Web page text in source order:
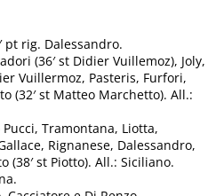
pt rig. Dalessandro.
(36′ st Didier Vuillemoz), Joly,
Vuillermoz, Pasteris, Furfori,
(32′ st Matteo Marchetto). All.:
Pucci, Tramontana, Liotta,
Rignanese, Dalessandro,
(38′ st Piotto). All.: Siciliano.